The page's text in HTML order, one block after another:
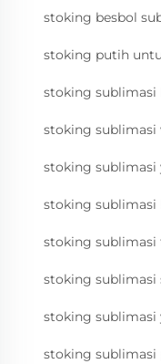
stoking besbol
stoking putih
stoking sublimasi
stoking sublimasi
stoking sublimasi
stoking sublimasi
stoking sublimasi
stoking sublimasi
stoking sublimasi
stoking sublimasi